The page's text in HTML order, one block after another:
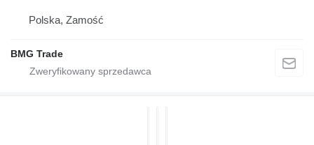
Polska, Zamość
BMG Trade